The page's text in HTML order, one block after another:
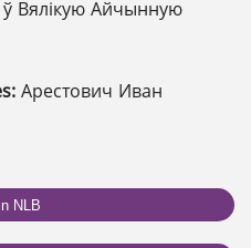
ў Вялікую Айчынную
Арестович Иван
NLB